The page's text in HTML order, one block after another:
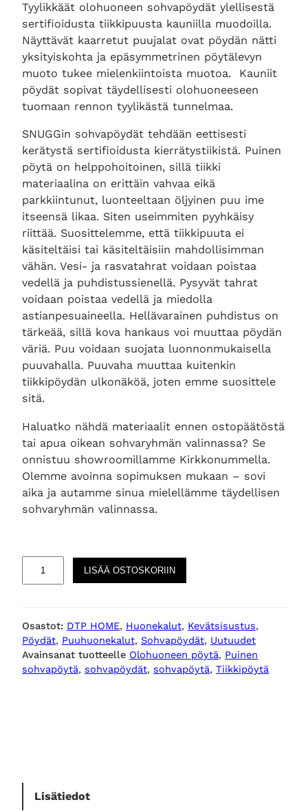
Tyylikkäät olohuoneen sohvapöydät ylellisestä
sertifioidusta tiikkipuusta kauniilla muodoilla.
Näyttävät kaarretut puujalat ovat pöydän nätti
yksityiskohta ja epäsymmetrinen pöytälevyn
muoto tukee mielenkiintoista muotoa. Kauniit
pöydät sopivat täydellisesti olohuoneeseen
tuomaan rennon tyylikästä tunnelmaa.
SNUGGin sohvapöydät tehdään eettisesti
kerätystä sertifioidusta kierrätystiikistä. Puinen
pöytä on helppohoitoinen, sillä tiikki
materiaalina on erittäin vahvaa eikä
parkkiintunut, luonteeltaan öljyinen puu ime
itseensä likaa. Siten useimmiten pyyhkäisy
riittää. Suosittelemme, että tiikkipuuta ei
käsiteltäisi tai käsiteltäisiin mahdollisimman
vähän. Vesi- ja rasvatahrat voidaan poistaa
vedellä ja puhdistussienellä. Pysyvät tahrat
voidaan poistaa vedellä ja miedolla
astianpesuaineella. Hellävarainen puhdistus on
tärkeää, sillä kova hankaus voi muuttaa pöydän
väriä. Puu voidaan suojata luonnonmukaisella
puuvahalla. Puuvaha muuttaa kuitenkin
tiikkipöydän ulkonäköä, joten emme suosittele
sitä.
Haluatko nähdä materiaalit ennen ostopäätöstä
tai apua oikean sohvaryhmän valinnassa? Se
onnistuu showroomillamme Kirkkonummella.
Olemme avoinna sopimuksen mukaan – sovi
aika ja autamme sinua mielellämme täydellisen
sohvaryhmän valinnassa.
s
o
h
LISÄÄ OSTOSKORIIN
Osastot: DTP HOME, Huonekalut, Kevätsisustus
Pöydät, Puuhuonekalut, Sohvapöydät, Uutuudet
Avainsanat tuotteelle Olohuoneen pöytä, Puinen
sohvapöytä, sohvapöydät, sohvapöytä, Tiikkipöytä
Lisätiedot